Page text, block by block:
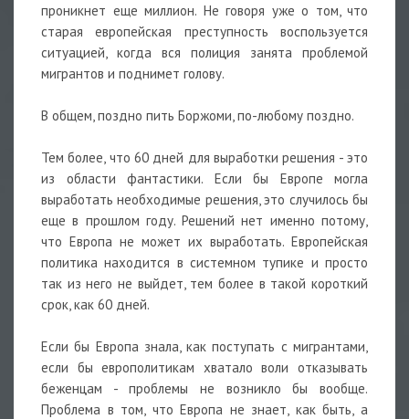
проникнет еще миллион. Не говоря уже о том, что
старая европейская преступность воспользуется
ситуацией, когда вся полиция занята проблемой
мигрантов и поднимет голову.
В общем, поздно пить Боржоми, по-любому поздно.
Тем более, что 60 дней для выработки решения - это
из области фантастики. Если бы Европе могла
выработать необходимые решения, это случилось бы
еще в прошлом году. Решений нет именно потому,
что Европа не может их выработать. Европейская
политика находится в системном тупике и просто
так из него не выйдет, тем более в такой короткий
срок, как 60 дней.
Если бы Европа знала, как поступать с мигрантами,
если бы европолитикам хватало воли отказывать
беженцам - проблемы не возникло бы вообще.
Проблема в том, что Европа не знает, как быть, а